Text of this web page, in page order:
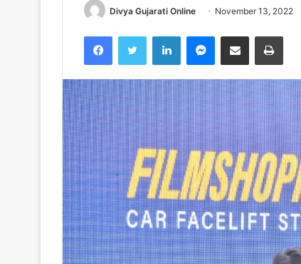
Divya Gujarati Online November 13, 2022
FacebookTwitter LinkedInMessenger
Share via Email Print